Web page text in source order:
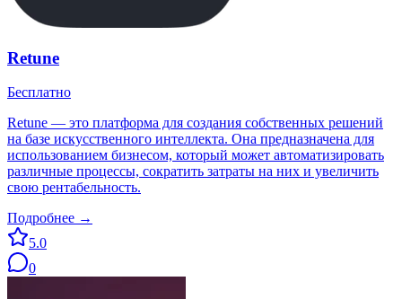
Retune
Бесплатно
Retune — это платформа для создания собственных решений
на базе искусственного интеллекта. Она предназначена для
использованием бизнесом, который может автоматизировать
различные процессы, сократить затраты на них и увеличить
свою рентабельность.
Подробнее →
5.0
0